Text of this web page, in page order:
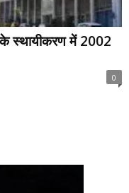
स्थायीकरण में 2002
0